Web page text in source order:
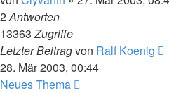
2Antworten
13363Zugriffe
Letzter Beitragvon Ralf Koenig
28. Mär 2003, 00:44
Neues Thema